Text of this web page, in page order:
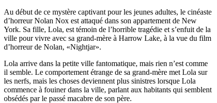
Au début de ce mystère captivant pour les jeunes adultes, le cinéaste
d’horreur Nolan Nox est attaqué dans son appartement de New
York. Sa fille, Lola, est témoin de l’horrible tragédie et s’enfuit de la
ville pour vivre avec sa grand-mère à Harrow Lake, à la vue du film
d’horreur de Nolan, «Nightjar».
Lola arrive dans la petite ville fantomatique, mais rien n’est comme
il semble. Le comportement étrange de sa grand-mère met Lola sur
les nerfs, mais les choses deviennent plus sinistres lorsque Lola
commence à fouiner dans la ville, parlant aux habitants qui semblent
obsédés par le passé macabre de son père.